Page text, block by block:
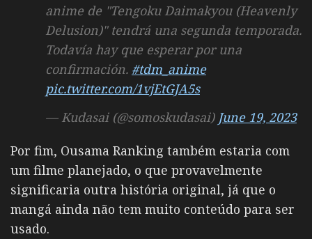
anime de "Tengoku Daimakyou (Heavenly
Delusion)" tendrá una segunda temporada.
Todavía hay que esperar por una
confirmación. #tdm_anime
pic.twitter.com/1vjEtGJA5s
— Kudasai (@somoskudasai) June 19, 2023
Por fim, Ousama Ranking também estaria com
um filme planejado, o que provavelmente
significaria outra história original, já que o
mangá ainda não tem muito conteúdo para ser
usado.